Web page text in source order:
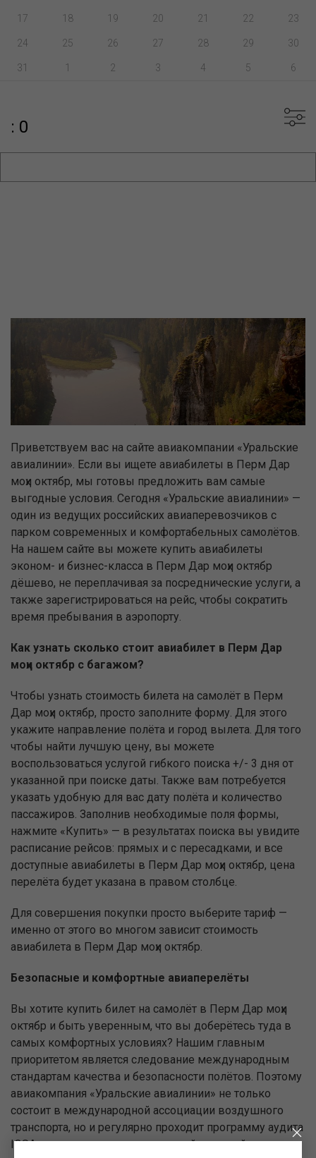
17 18 19 20 21 22 23
24 25 26 27 28 29 30
31 1 2 3 4 5 6
: 0
Приветствуем вас на сайте авиакомпании «Уральские
авиалинии». Если вы ищете авиабилеты в Перм Дар
моҳи октябр, мы готовы предложить вам самые
выгодные условия. Сегодня «Уральские авиалинии» —
один из ведущих российских авиаперевозчиков с
парком современных и комфортабельных самолётов.
На нашем сайте вы можете купить авиабилеты
эконом- и бизнес-класса в Перм Дар моҳи октябр
дёшево, не переплачивая за посреднические услуги, а
также зарегистрироваться на рейс, чтобы сократить
время пребывания в аэропорту.
Как узнать сколько стоит авиабилет в Перм Дар
моҳи октябр с багажом?
Чтобы узнать стоимость билета на самолёт в Перм
Дар моҳи октябр, просто заполните форму. Для этого
укажите направление полёта и город вылета. Для того
чтобы найти лучшую цену, вы можете
воспользоваться услугой гибкого поиска +/- 3 дня от
указанной при поиске даты. Также вам потребуется
указать удобную для вас дату полёта и количество
пассажиров. Заполнив необходимые поля формы,
нажмите «Купить» — в результатах поиска вы увидите
расписание рейсов: прямых и с пересадками, и все
доступные авиабилеты в Перм Дар моҳи октябр, цена
перелёта будет указана в правом столбце.
Для совершения покупки просто выберите тариф —
именно от этого во многом зависит стоимость
авиабилета в Перм Дар моҳи октябр.
Безопасные и комфортные авиаперелёты
Вы хотите купить билет на самолёт в Перм Дар моҳи
октябр и быть уверенным, что вы доберётесь туда в
самых комфортных условиях? Нашим главным
приоритетом является следование международным
стандартам качества и безопасности полётов. Поэтому
авиакомпания «Уральские авиалинии» не только
состоит в международной ассоциации воздушного
транспорта, но и регулярно проходит программу аудита
IOSA — передового стандарта всей мировой